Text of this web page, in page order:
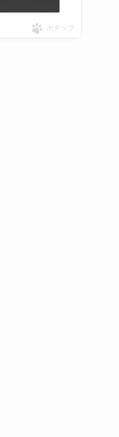
ポチップ